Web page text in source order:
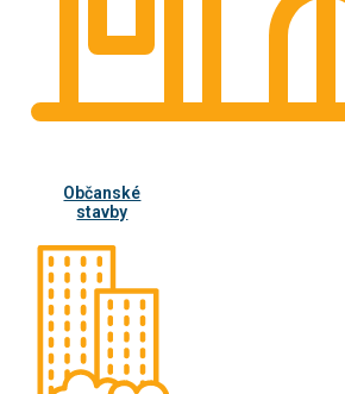
Občanské
stavby